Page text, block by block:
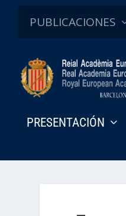
PUBLICACIONES
PRESENTACIÓN